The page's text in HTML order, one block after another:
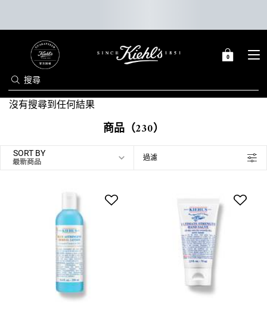
搜尋
購0
0 PRODUCT IN
Main content
沒有搜尋到任何結果
商品（230）
SORT BY 過濾
FILTER MENU